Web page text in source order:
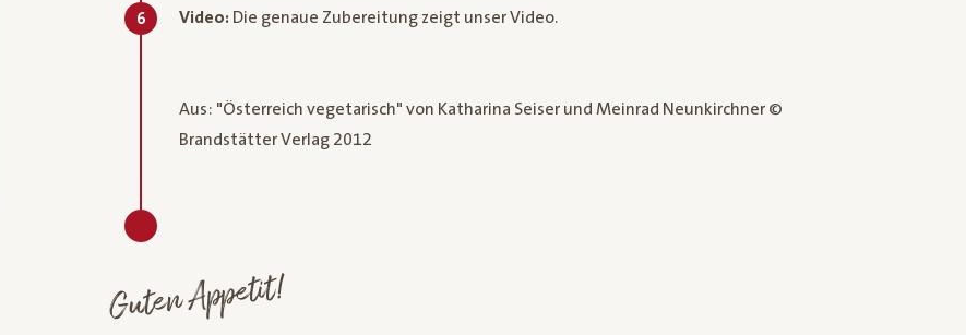
6 Video: Die genaue Zubereitung zeigt unserVideo.
Aus: "Österreich vegetarisch" von Katharina Seiser und Meinrad Neunkirchner ©
Brandstätter Verlag 2012
Guten Appetit!